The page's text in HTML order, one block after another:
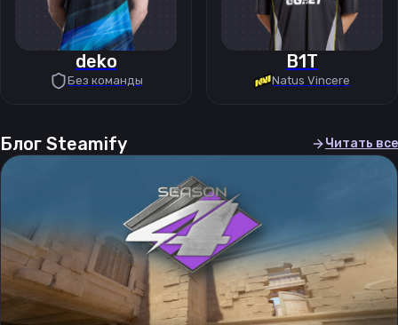
deko
Без команды
B1T
Natus Vincere
Блог Steamify Читать все